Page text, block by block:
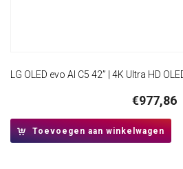
€977,86
Toevoegen aan winkelwagen